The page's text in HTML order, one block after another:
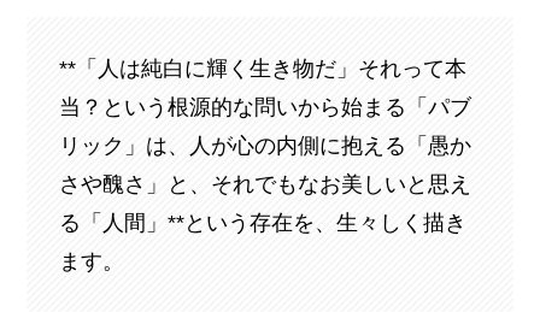
**「人は純白に輝く生き物だ」それって本
当？という根源的な問いから始まる「パブ
リック」は、人が心の内側に抱える「愚か
さや醜さ」と、それでもなお美しいと思え
る「人間」**という存在を、生々しく描き
ます。